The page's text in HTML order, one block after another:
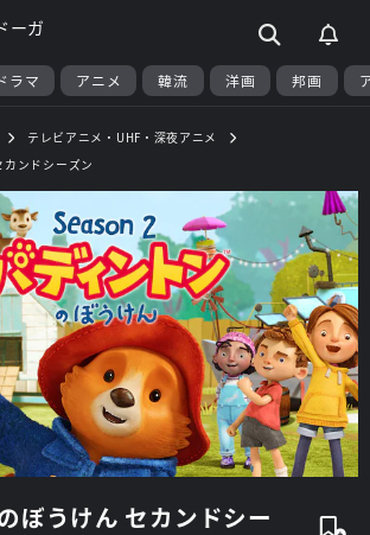
ラマ アニメ 韓流 洋画 邦画
テレビアニメ・UHF・深夜アニメ
ンドシーズン
ぼうけん セカンドシー